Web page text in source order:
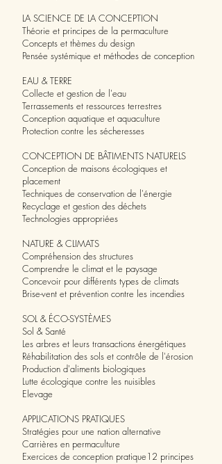
LA SCIENCE DE LA CONCEPTION
Théorie et principes de la permaculture
Concepts et thèmes du design
Pensée systémique et méthodes de conception
EAU & TERRE
Collecte et gestion de l'eau
Terrassements et ressources terrestres
Conception aquatique et aquaculture
Protection contre les sécheresses
CONCEPTION DE BÂTIMENTS NATURELS
Conception de maisons écologiques et
placement
Techniques de conservation de l'énergie
Recyclage et gestion des déchets
Technologies appropriées
NATURE & CLIMATS
Compréhension des structures
Comprendre le climat et le paysage
Concevoir pour différents types de climats
Brise-vent et prévention contre les incendies
SOL & ÉCO-SYSTÈMES
Sol & Santé
Les arbres et leurs transactions énergétiques
Réhabilitation des sols et contrôle de l'érosion
Production d'aliments biologiques
Lutte écologique contre les nuisibles
Elevage
APPLICATIONS PRATIQUES
Stratégies pour une nation alternative
Carrières en permaculture
Exercices de conception pratique12 principes